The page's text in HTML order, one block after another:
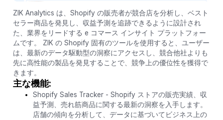
ZIK Analytics は、Shopify の販売者が競合店を分析し、ベスト
セラー商品を発見し、収益予測を追跡できるように設計され
た、業界をリードする e コマース インサイト プラットフォー
ムです。 ZIK の Shopify 固有のツールを使用すると、ユーザー
は、最新のデータ駆動型の洞察にアクセスし、競合他社よりも
先に高性能の製品を発見することで、競争上の優位性を獲得で
きます。
主な機能:
Shopify Sales Tracker - Shopify ストアの販売実績、収
益予測、売れ筋商品に関する最新の洞察を入手します。
店舗の傾向を分析して、データに基づいてビジネス上の